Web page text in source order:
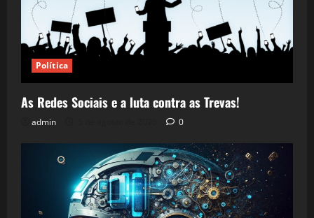
Política
As Redes Sociais e a luta contra as Trevas!
admin 0